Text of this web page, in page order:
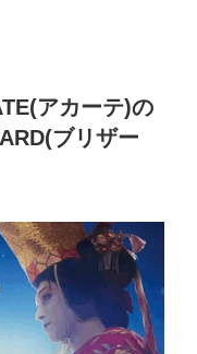
アカーテ)の
ブリザー